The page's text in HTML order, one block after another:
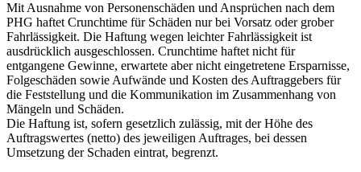
Mit Ausnahme von Personenschäden und Ansprüchen nach dem
PHG haftet Crunchtime für Schäden nur bei Vorsatz oder grober
Fahrlässigkeit. Die Haftung wegen leichter Fahrlässigkeit ist
ausdrücklich ausgeschlossen. Crunchtime haftet nicht für
entgangene Gewinne, erwartete aber nicht eingetretene Ersparnisse,
Folgeschäden sowie Aufwände und Kosten des Auftraggebers für
die Feststellung und die Kommunikation im Zusammenhang von
Mängeln und Schäden.
Die Haftung ist, sofern gesetzlich zulässig, mit der Höhe des
Auftragswertes (netto) des jeweiligen Auftrages, bei dessen
Umsetzung der Schaden eintrat, begrenzt.